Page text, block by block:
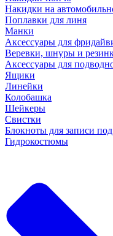
Накидки на
Поплавки для линя
Манки
Аксессуары для
Веревки, шнуры и
Аксессуары для
Ящики
Линейки
Колобашка
Шейкеры
Свистки
Блокноты для записи
Гидрокостюмы